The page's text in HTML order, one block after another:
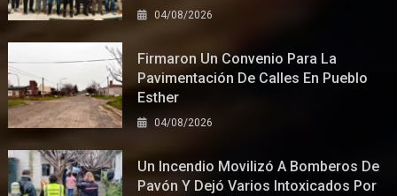
04/08/2026
Firmaron Un Convenio Para La
Pavimentación De Calles En Pueblo
Esther
04/08/2026
Un Incendio Movilizó A Bomberos De
Pavón Y Dejó Varios Intoxicados Por